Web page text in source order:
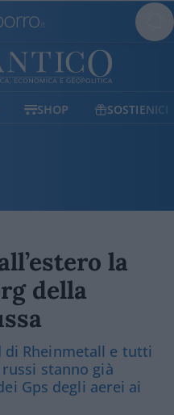
SHOP SOSTIENICI
la
della
Rheinmetall e tutti
stanno già
Gps degli aerei ai